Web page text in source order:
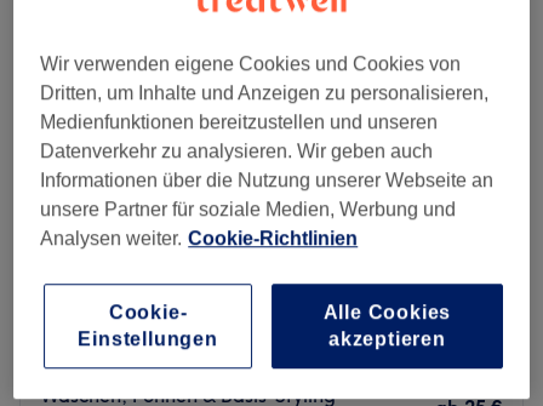
WELLNESSfee Leipzig | Kosmetik . Beauty .
Head Spa . Friseur
1854 Bewertungen
Leipzig
Auf Karte anzeigen
Kinderhaarschnitt - Schneiden ggf.:
Waschen, Föhnen & Basis-Styling –
Wir verwenden eigene Cookies und Cookies von
Dritten, um Inhalte und Anzeigen zu personalisieren,
Medienfunktionen bereitzustellen und unseren
Datenverkehr zu analysieren. Wir geben auch
Informationen über die Nutzung unserer Webseite an
unsere Partner für soziale Medien, Werbung und
Analysen weiter. Cookie-Richtlinien
Cookie-
Einstellungen
Alle Cookies
akzeptieren